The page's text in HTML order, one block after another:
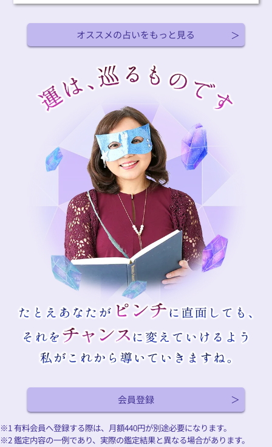
オススメの占いをもっと見る
会員登録
※1 有料会員へ登録する際は、月額440円が別途必要になります。
※2 鑑定内容の一例であり、実際の鑑定結果と異なる場合があります。